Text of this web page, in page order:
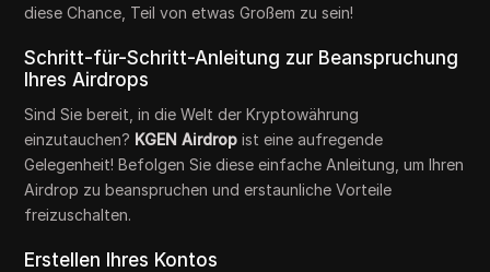
diese Chance, Teil von etwas Großem zu sein!
Schritt-für-Schritt-Anleitung zur Beanspruchung
Ihres Airdrops
Sind Sie bereit, in die Welt der Kryptowährung
einzutauchen? KGEN Airdrop ist eine aufregende
Gelegenheit! Befolgen Sie diese einfache Anleitung, um Ihren
Airdrop zu beanspruchen und erstaunliche Vorteile
freizuschalten.
Erstellen Ihres Kontos